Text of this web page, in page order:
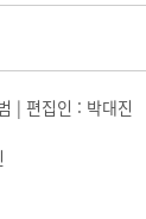
| 편집인 : 박대진